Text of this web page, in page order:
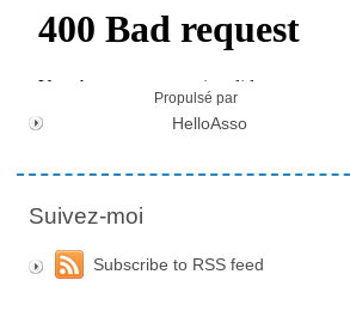
Propulsé par
HelloAsso
Suivez-moi
Subscribe to RSS feed